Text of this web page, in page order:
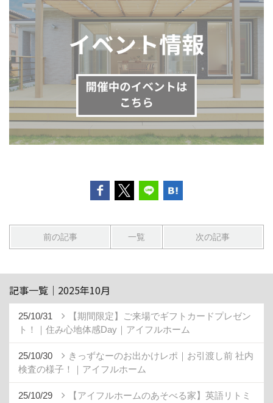
前の記事 一覧 次の記事
記事一覧｜2025年10月
25/10/31
【期間限定】ご来場でギフトカードプレゼン
ト！｜住み心地体感Day｜アイフルホーム
25/10/30
きっずなーのお出かけレポ｜お引渡し前 社内
検査の様子！｜アイフルホーム
25/10/29
【アイフルホームのあそべる家】英語リトミ